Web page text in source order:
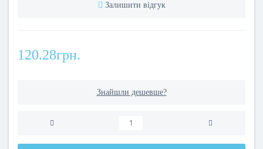
Залишити відгук
120.28грн.
Знайшли дешевше?